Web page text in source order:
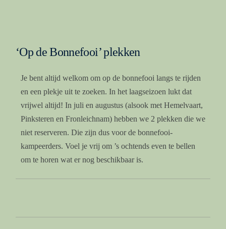
‘Op de Bonnefooi’ plekken
Je bent altijd welkom om op de bonnefooi langs te rijden
en een plekje uit te zoeken. In het laagseizoen lukt dat
vrijwel altijd! In juli en augustus (alsook met Hemelvaart,
Pinksteren en Fronleichnam) hebben we 2 plekken die we
niet reserveren. Die zijn dus voor de bonnefooi-
kampeerders. Voel je vrij om ’s ochtends even te bellen
om te horen wat er nog beschikbaar is.